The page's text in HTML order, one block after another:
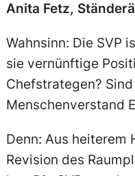
Anita Fetz,
Wahnsinn: Die SVP
sie vernünftige
Chefstrategen?
Menschenverstand
Denn: Aus heiterem
Revision des